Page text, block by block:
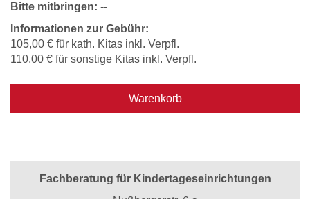
Bitte mitbringen: --
Informationen zur Gebühr:
105,00 € für kath. Kitas inkl. Verpfl.
110,00 € für sonstige Kitas inkl. Verpfl.
Warenkorb
Fachberatung für Kindertageseinrichtungen